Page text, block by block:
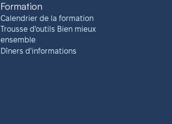
Formation
Calendrier de la formation
Trousse d'outils Bien mieux
ensemble
Dîners d'informations